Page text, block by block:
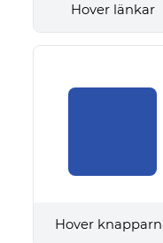
Hover länkar
Hover